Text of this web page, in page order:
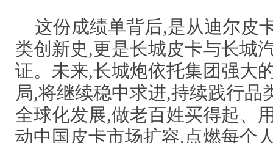
这份成绩单背后,是从迪尔皮
类创新史,更是长城皮卡与长城
证。未来,长城炮依托集团强大
局,将继续稳中求进,持续践行品
全球化发展,做老百姓买得起、
动中国皮卡市场扩容,点燃每个